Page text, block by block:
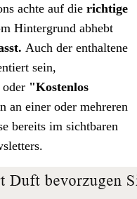
achte auf die richtige
Hintergrund abhebt
Auch der enthaltene
sein,
oder "Kostenlos
an einer oder mehreren
bereits im sichtbaren